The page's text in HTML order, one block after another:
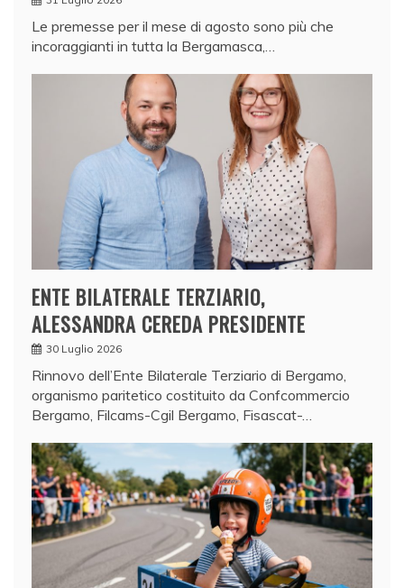
Le premesse per il mese di agosto sono più che
incoraggianti in tutta la Bergamasca,…
ENTE BILATERALE TERZIARIO,
ALESSANDRA CEREDA PRESIDENTE
30 Luglio 2026
Rinnovo dell’Ente Bilaterale Terziario di Bergamo,
organismo paritetico costituito da Confcommercio
Bergamo, Filcams-Cgil Bergamo, Fisascat-…